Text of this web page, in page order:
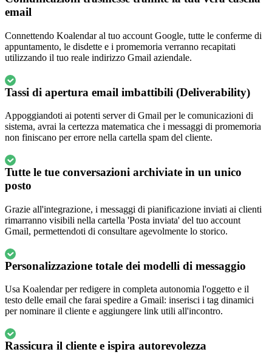
email
Connettendo Koalendar al tuo account Google, tutte le conferme di
appuntamento, le disdette e i promemoria verranno recapitati
utilizzando il tuo reale indirizzo Gmail aziendale.
Tassi di apertura email imbattibili (Deliverability)
Appoggiandoti ai potenti server di Gmail per le comunicazioni di
sistema, avrai la certezza matematica che i messaggi di promemoria
non finiscano per errore nella cartella spam del cliente.
Tutte le tue conversazioni archiviate in un unico
posto
Grazie all'integrazione, i messaggi di pianificazione inviati ai clienti
rimarranno visibili nella cartella 'Posta inviata' del tuo account
Gmail, permettendoti di consultare agevolmente lo storico.
Personalizzazione totale dei modelli di messaggio
Usa Koalendar per redigere in completa autonomia l'oggetto e il
testo delle email che farai spedire a Gmail: inserisci i tag dinamici
per nominare il cliente e aggiungere link utili all'incontro.
Rassicura il cliente e ispira autorevolezza